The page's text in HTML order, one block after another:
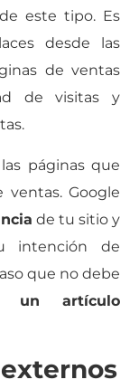
este tipo. Es
desde las
de ventas
de visitas y
páginas que
ventas. Google
de tu sitio y
intención de
que no debe
un artículo